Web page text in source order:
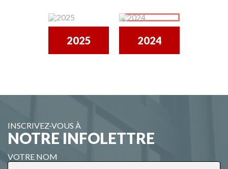
2025 2024
INSCRIVEZ-VOUS À
NOTRE INFOLETTRE
VOTRE NOM